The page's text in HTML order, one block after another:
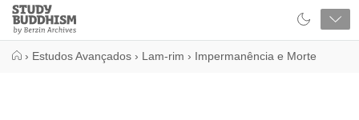
Close
Study
Buddhism
› Estudos Avançados › Lam-rim › Impermanência e Morte